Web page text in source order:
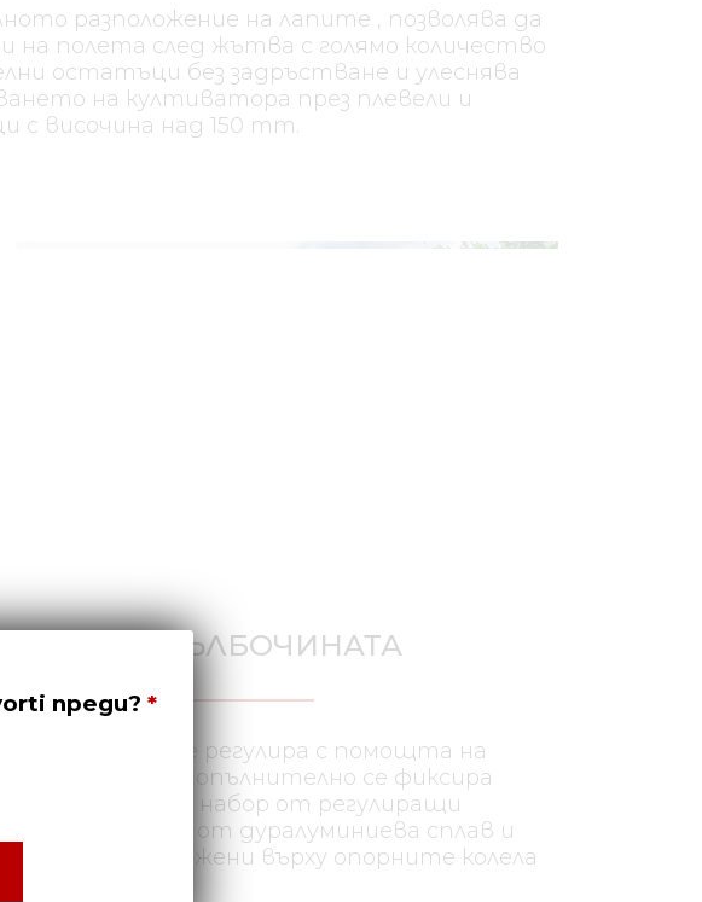
разположение на лапите , позволява да
на полета след жътва с голямо количество
остатъци без задръстване и улеснява
на култиватора през плевели и
с височина над 150 mm.
НА ДЪЛБОЧИНАТА
дълбочина се регулира с помощта на
система и допълнително се фиксира
с помощта на набор от регулиращи
клипсове от дуралуминиева сплав и
разположени върху опорните колела
преди?